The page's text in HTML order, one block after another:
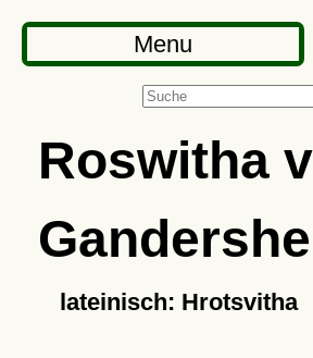
Menu
Roswitha
lateinisch: Hrotsvitha